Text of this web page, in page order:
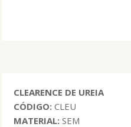
CLEARENCE DE UREIA
CÓDIGO:CLEU
MATERIAL: SEM